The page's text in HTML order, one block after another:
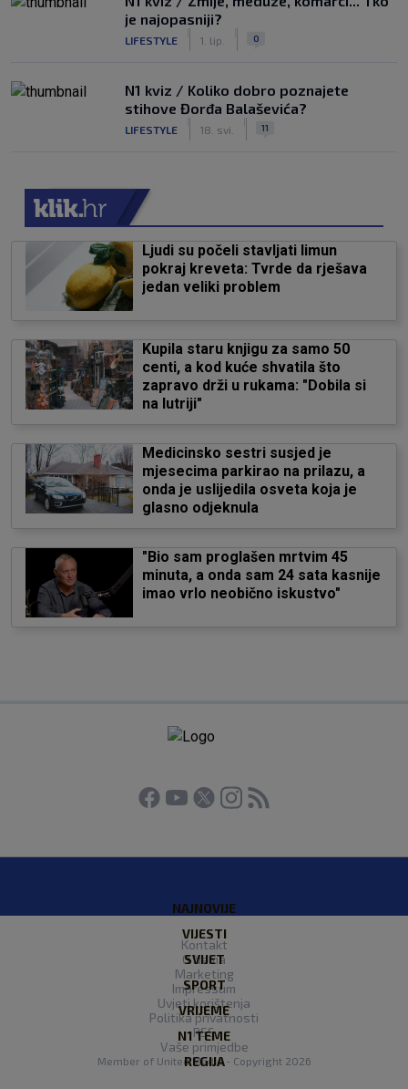
je najopasniji?
LIFESTYLE 1. lip. 0
N1 kviz / Koliko dobro poznajete
stihove Đorđa Balaševića?
LIFESTYLE 18. svi. 11
Ljudi su počeli stavljati limun
pokraj kreveta: Tvrde da rješava
jedan veliki problem
Kupila staru knjigu za samo 50
centi, a kod kuće shvatila što
zapravo drži u rukama: "Dobila si
na lutriji"
Medicinsko sestri susjed je
mjesecima parkirao na prilazu, a
onda je uslijedila osveta koja je
glasno odjeknula
"Bio sam proglašen mrtvim 45
minuta, a onda sam 24 sata kasnije
imao vrlo neobično iskustvo"
NAJNOVIJE
VIJESTI
SVIJET
SPORT
VRIJEME
N1 TEME
REGIJA
Kontakt
O Nama
Marketing
Impressum
Uvjeti korištenja
Politika privatnosti
RSS
Vaše primjedbe
Member of United Media- Copyright 2026